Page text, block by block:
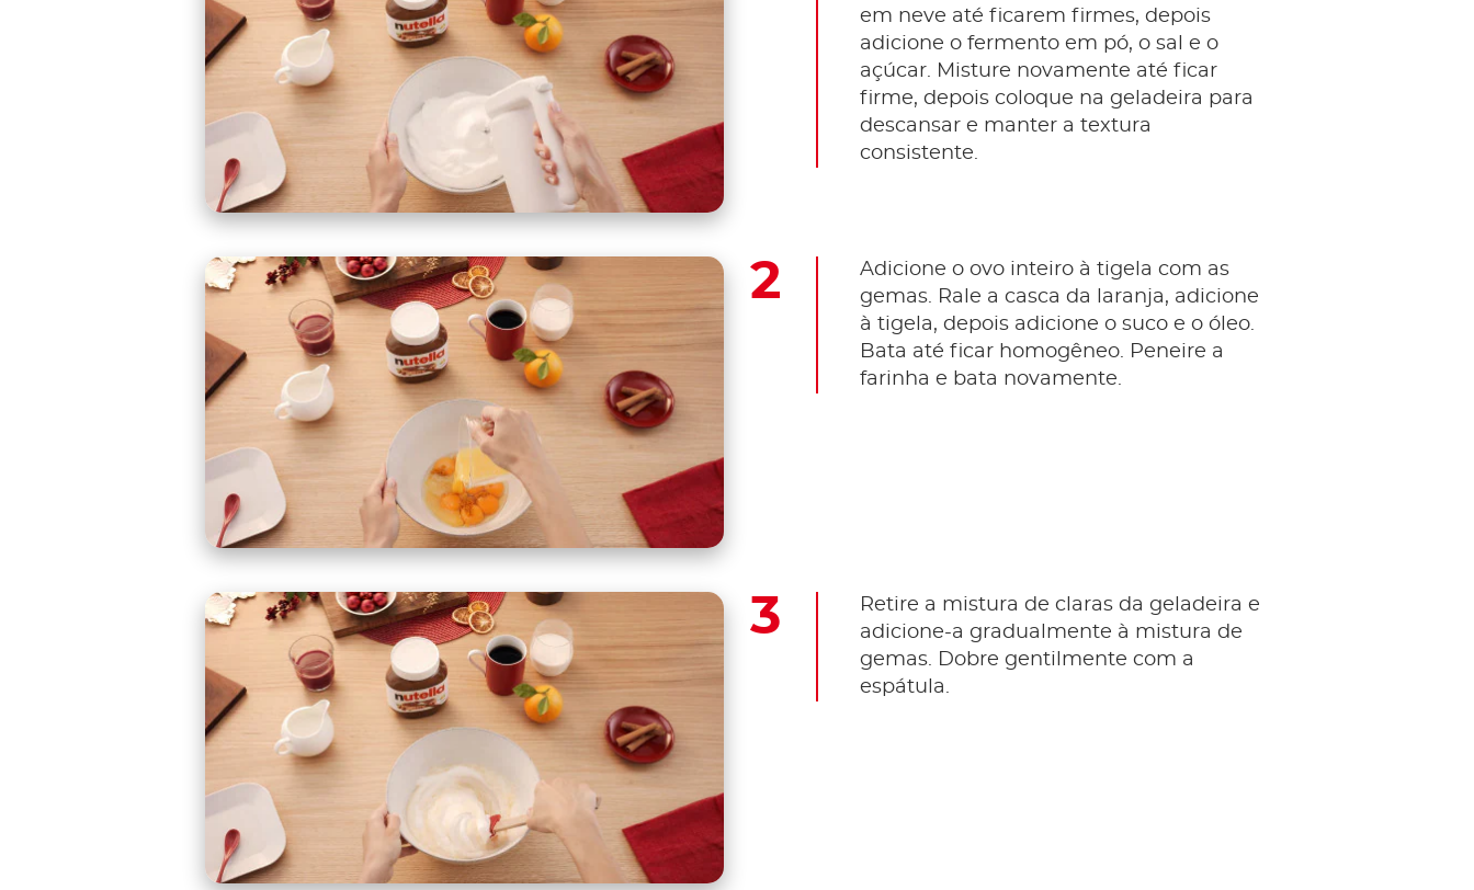
em neve até ficarem firmes, depois
adicione o fermento em pó, o sal e o
açúcar. Misture novamente até ficar
firme, depois coloque na geladeira para
descansar e manter a textura
consistente.
Adicione o ovo inteiro à tigela com as
gemas. Rale a casca da laranja, adicione
à tigela, depois adicione o suco e o óleo.
Bata até ficar homogêneo. Peneire a
farinha e bata novamente.
Retire a mistura de claras da geladeira e
adicione-a gradualmente à mistura de
gemas. Dobre gentilmente com a
espátula.